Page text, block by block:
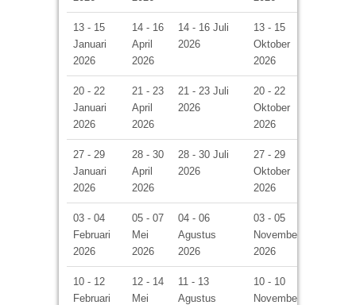
13 - 15
Januari
2026
14 - 16
April
2026
14 - 16 Juli
2026
13 - 15
Oktober
2026
20 - 22
Januari
2026
21 - 23
April
2026
21 - 23 Juli
2026
20 - 22
Oktober
2026
27 - 29
Januari
2026
28 - 30
April
2026
28 - 30 Juli
2026
27 - 29
Oktober
2026
03 - 04
Februari
2026
05 - 07
Mei
2026
04 - 06
Agustus
2026
03 - 05
November
2026
10 - 12
Februari
12 - 14
Mei
11 - 13
Agustus
10 - 10
November